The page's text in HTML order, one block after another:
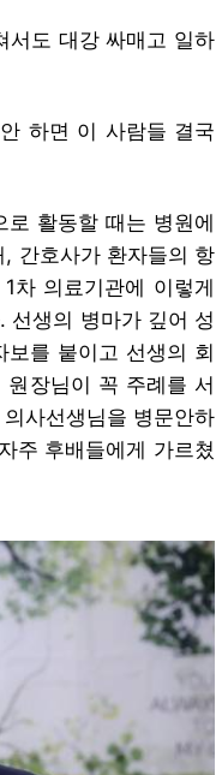
서도 대강 싸매고 일하
하면 이 사람들 결국
활동할 때는 병원에
간호사가 환자들의 항
차 의료기관에 이렇게
선생의 병마가 깊어 성
를 붙이고 선생의 회
장님이 꼭 주례를 서
사선생님을 병문안하
주 후배들에게 가르쳤